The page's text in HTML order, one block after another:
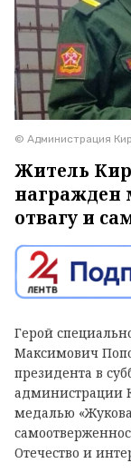
© Администрация
Житель
награжден
отвагу и
Герой
Максимович
президента в
администрации
медалью
Отечество и